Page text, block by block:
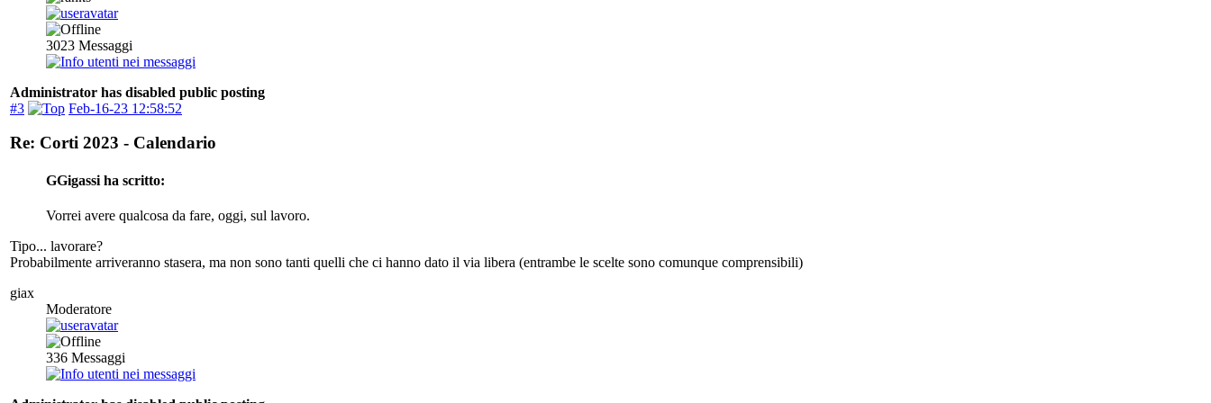
3023 Messaggi
Administrator has disabled public posting
#3
Feb-16-23 12:58:52
Re: Corti 2023 - Calendario
GGigassi ha scritto:
Vorrei avere qualcosa da fare, oggi, sul lavoro.
Tipo... lavorare?
Probabilmente arriveranno stasera, ma non sono tanti quelli che ci hanno dato il via libera (entrambe le scelte sono comunque comprensibili)
giax
Moderatore
336 Messaggi